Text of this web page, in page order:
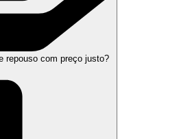
repouso com preço justo?